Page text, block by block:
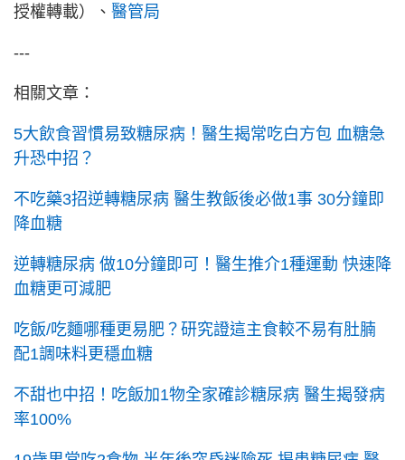
授權轉載）、 醫管局
---
相關文章：
5大飲食習慣易致糖尿病！醫生揭常吃白方包 血糖急
升恐中招？
不吃藥3招逆轉糖尿病 醫生教飯後必做1事 30分鐘即
降血糖
逆轉糖尿病 做10分鐘即可！醫生推介1種運動 快速降
血糖更可減肥
吃飯/吃麵哪種更易肥？研究證這主食較不易有肚腩
配1調味料更穩血糖
不甜也中招！吃飯加1物全家確診糖尿病 醫生揭發病
率100%